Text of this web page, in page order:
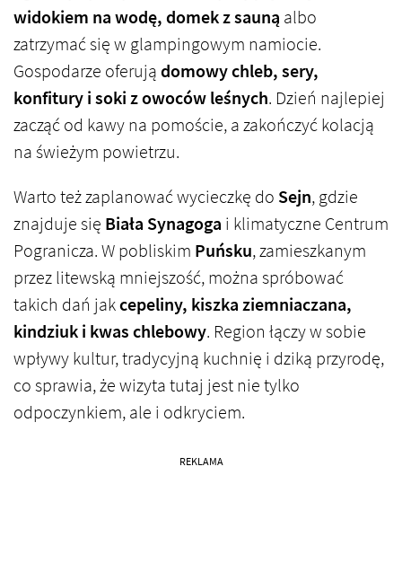
widokiem na wodę, domek z sauną albo
zatrzymać się w glampingowym namiocie.
Gospodarze oferujądomowy chleb, sery,
konfitury i soki z owoców leśnych. Dzień najlepiej
zacząć od kawy na pomoście, a zakończyć kolacją
na świeżym powietrzu.
Warto też zaplanować wycieczkę do Sejn, gdzie
znajduje się Biała Synagoga i klimatyczne Centrum
Pogranicza. W pobliskim Puńsku, zamieszkanym
przez litewską mniejszość, można spróbować
takich dań jakcepeliny, kiszka ziemniaczana,
kindziuk i kwas chlebowy. Region łączy w sobie
wpływy kultur, tradycyjną kuchnię i dziką przyrodę,
co sprawia, że wizyta tutaj jest nie tylko
odpoczynkiem, ale i odkryciem.
REKLAMA